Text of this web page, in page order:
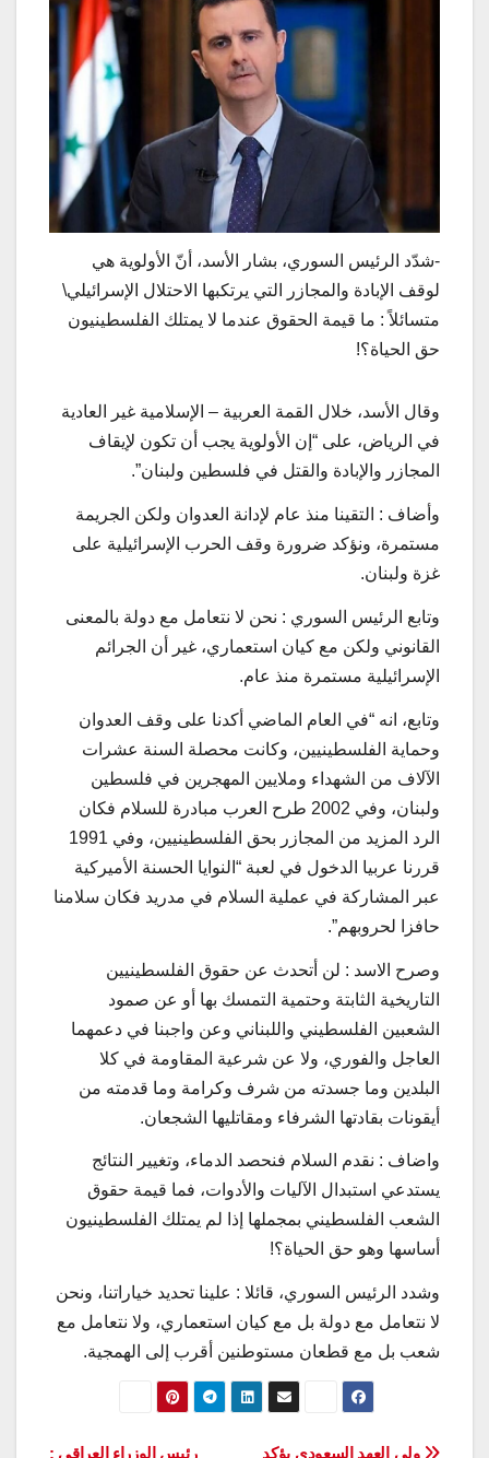
-شدّد الرئيس السوري، بشار الأسد، أنّ الأولوية هي
لوقف الإبادة والمجازر التي يرتكبها الاحتلال الإسرائيلي\
متسائلاً : ما قيمة الحقوق عندما لا يمتلك الفلسطينيون
حق الحياة؟!
وقال الأسد، خلال القمة العربية – الإسلامية غير العادية
في الرياض، على “إن الأولوية يجب أن تكون لإيقاف
المجازر والإبادة والقتل في فلسطين ولبنان”.
وأضاف : التقينا منذ عام لإدانة العدوان ولكن الجريمة
مستمرة، ونؤكد ضرورة وقف الحرب الإسرائيلية على
غزة ولبنان.
وتابع الرئيس السوري : نحن لا نتعامل مع دولة بالمعنى
القانوني ولكن مع كيان استعماري، غير أن الجرائم
الإسرائيلية مستمرة منذ عام.
وتابع، انه “في العام الماضي أكدنا على وقف العدوان
وحماية الفلسطينيين، وكانت محصلة السنة عشرات
الآلاف من الشهداء وملايين المهجرين في فلسطين
ولبنان، وفي 2002 طرح العرب مبادرة للسلام فكان
الرد المزيد من المجازر بحق الفلسطينيين، وفي 1991
قررنا عربيا الدخول في لعبة “النوايا الحسنة الأميركية
عبر المشاركة في عملية السلام في مدريد فكان سلامنا
حافزا لحروبهم”.
وصرح الاسد : لن أتحدث عن حقوق الفلسطينيين
التاريخية الثابتة وحتمية التمسك بها أو عن صمود
الشعبين الفلسطيني واللبناني وعن واجبنا في دعمهما
العاجل والفوري، ولا عن شرعية المقاومة في كلا
البلدين وما جسدته من شرف وكرامة وما قدمته من
أيقونات بقادتها الشرفاء ومقاتليها الشجعان.
واضاف : نقدم السلام فنحصد الدماء، وتغيير النتائج
يستدعي استبدال الآليات والأدوات، فما قيمة حقوق
الشعب الفلسطيني بمجملها إذا لم يمتلك الفلسطينيون
أساسها وهو حق الحياة؟!
وشدد الرئيس السوري، قائلا : علينا تحديد خياراتنا، ونحن
لا نتعامل مع دولة بل مع كيان استعماري، ولا نتعامل مع
شعب بل مع قطعان مستوطنين أقرب إلى الهمجية.
رئيس الوزراء العراقي :
ولي العهد السعودي يؤکد